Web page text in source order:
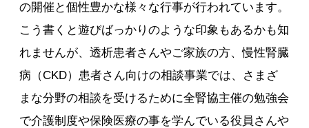
の開催と個性豊かな様々な行事が行われています。
こう書くと遊びばっかりのような印象もあるかも知
れませんが、透析患者さんやご家族の方、慢性腎臓
病（CKD）患者さん向けの相談事業では、さまざ
まな分野の相談を受けるために全腎協主催の勉強会
で介護制度や保険医療の事を学んでいる役員さんや